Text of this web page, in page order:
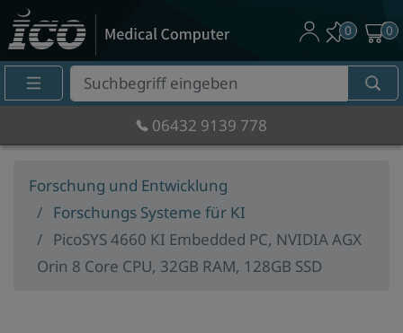
Suche
Eingabefeld
0 0
06432 9139 778
Forschung und Entwicklung
Forschungs Systeme für KI
PicoSYS 4660 KI Embedded PC, NVIDIA AGX
Orin 8 Core CPU, 32GB RAM, 128GB SSD